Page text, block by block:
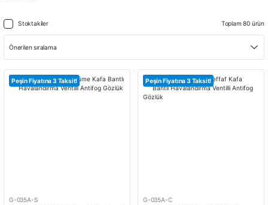
Stoktakiler Toplam 80 ürün
Peşin Fiyatına 3 Taksit!
G-035A-S
Peşin Fiyatına 3 Taksit!
G-035A-C